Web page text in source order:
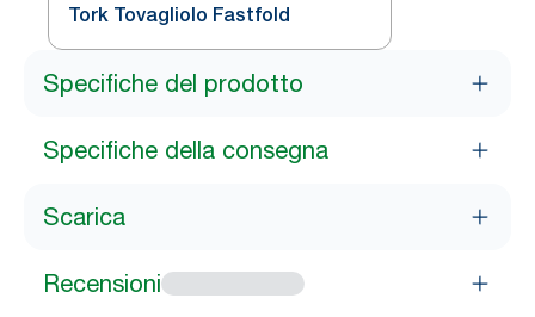
Tork Tovagliolo Fastfold
Specifiche del prodotto
Specifiche della consegna
Scarica
Recensioni